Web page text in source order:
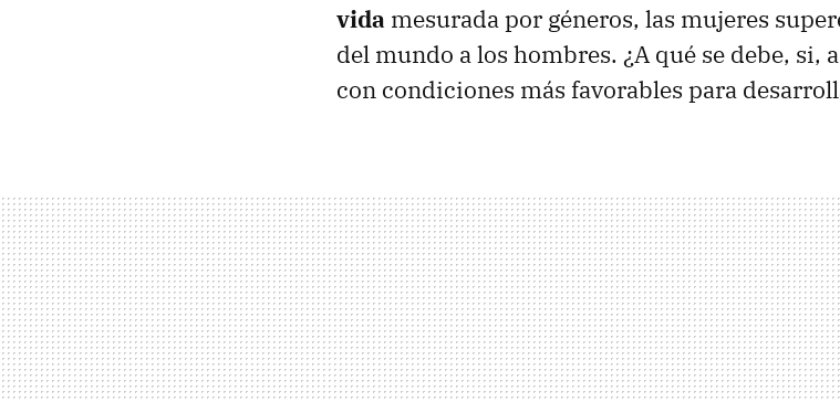
vida mesurada por géneros, las mujeres
del mundo a los hombres. ¿A qué se debe,
con condiciones más favorables para